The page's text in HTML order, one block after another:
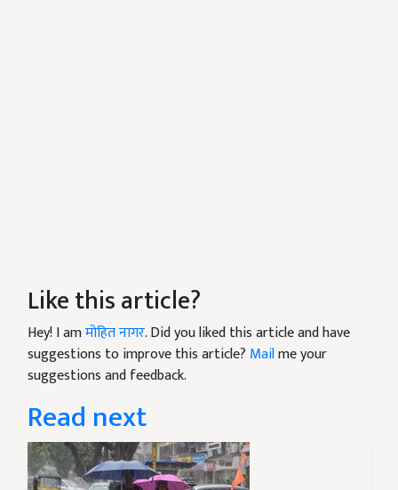
Like this article?
Hey! I amमोहित नागर. Did you liked this article and have
suggestions to improve this article? Mailme your
suggestions and feedback.
Read next